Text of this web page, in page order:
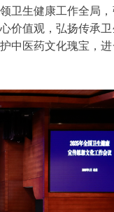
卫生健康工作全局
价值观，弘扬传承
中医药文化瑰宝，